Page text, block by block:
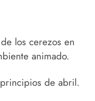
los cerezos en
animado.
de abril.